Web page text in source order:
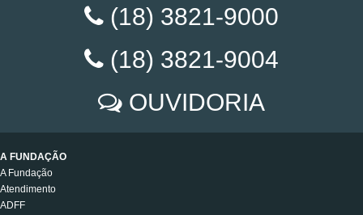
(18) 3821-9000
(18) 3821-9004
OUVIDORIA
A FUNDAÇÃO
A Fundação
Atendimento
ADFF